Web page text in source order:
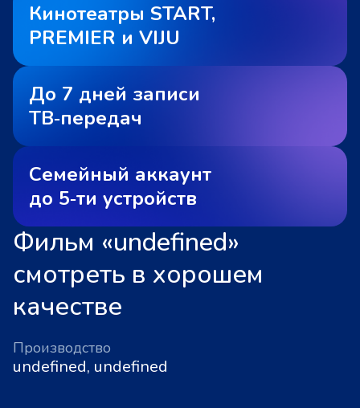
Кинотеатры START,
PREMIER и VIJU
До 7 дней записи
ТВ‑передач
Семейный аккаунт
до 5‑ти устройств
Фильм «undefined»
смотреть в хорошем
качестве
Производство
undefined, undefined